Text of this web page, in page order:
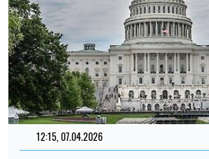
12:15, 07.04.2026